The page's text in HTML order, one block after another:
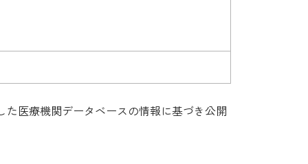
医療機関データベースの情報に基づき公開